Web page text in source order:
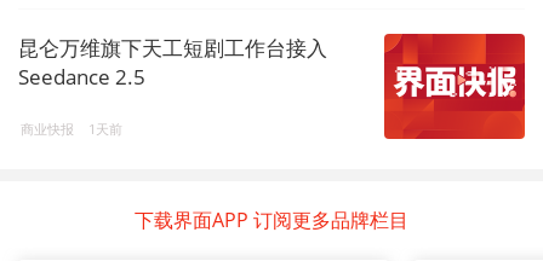
昆仑万维旗下天工短剧工作台接入
Seedance 2.5
商业快报 1天前
下载界面APP 订阅更多品牌栏目